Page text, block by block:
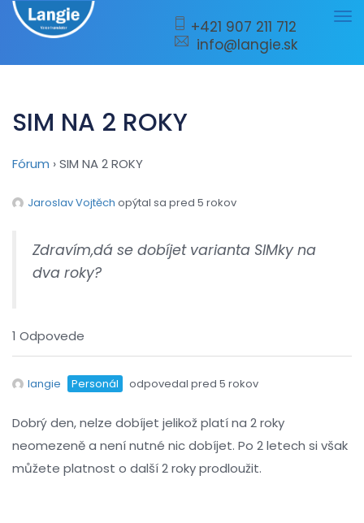
+421 907 211 712
info@langie.sk
SIM NA 2 ROKY
Fórum ›SIM NA 2 ROKY
Jaroslav Vojtěch opýtal sa pred 5 rokov
Zdravím,dá se dobíjet varianta SIMky na
dva roky?
1 Odpovede
langie Personál odpovedal pred 5 rokov
Dobrý den, nelze dobíjet jelikož platí na 2 roky
neomezeně a není nutné nic dobíjet. Po 2 letech si však
můžete platnost o další 2 roky prodloužit.